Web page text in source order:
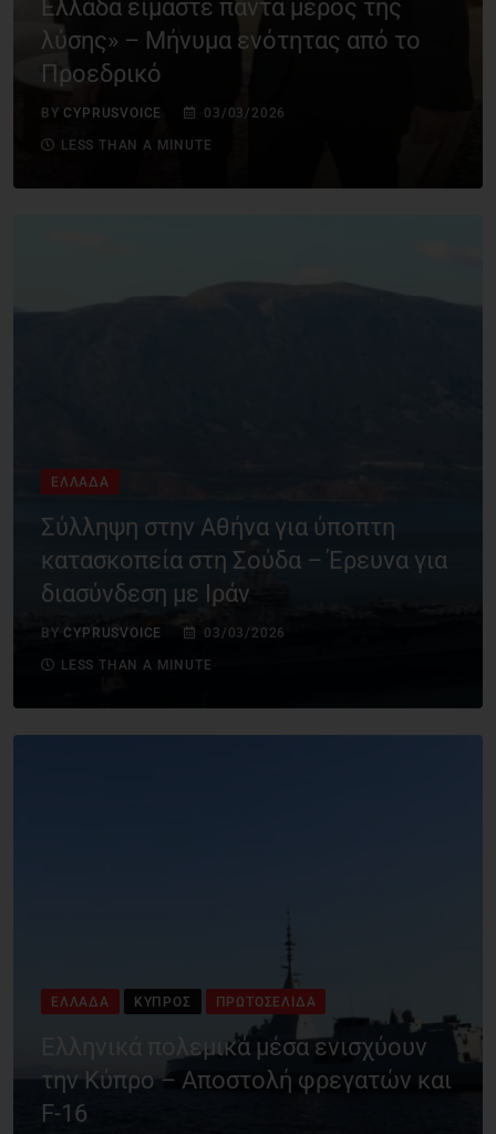
Ελλάδα είμαστε πάντα μέρος της
λύσης» – Μήνυμα ενότητας από το
Προεδρικό
BY CYPRUSVOICE 03/03/2026
LESS THAN A MINUTE
ΕΛΛΆΔΑ
Σύλληψη στην Αθήνα για ύποπτη
κατασκοπεία στη Σούδα – Έρευνα για
διασύνδεση με Ιράν
BY CYPRUSVOICE 03/03/2026
LESS THAN A MINUTE
ΕΛΛΆΔΑ ΚΎΠΡΟΣ ΠΡΩΤΟΣΈΛΙΔΑ
Ελληνικά πολεμικά μέσα ενισχύουν
την Κύπρο – Αποστολή φρεγατών και
F-16